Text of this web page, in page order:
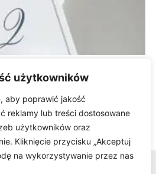
użytkowników
aby poprawić jakość
reklamy lub treści dostosowane
użytkowników oraz
Kliknięcie przycisku „Akceptuj
na wykorzystywanie przez nas
stołów ROYAL
© www.karteria.pl